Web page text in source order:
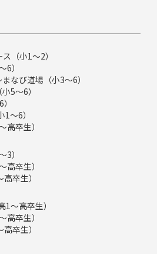
（小1～2）
6）
なび道場（小3～6）
5～6）
～6）
高卒生）
3）
高卒生）
卒生）
～高卒生）
高卒生）
卒生）